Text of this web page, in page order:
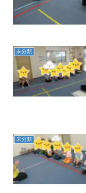
未分類
未分類